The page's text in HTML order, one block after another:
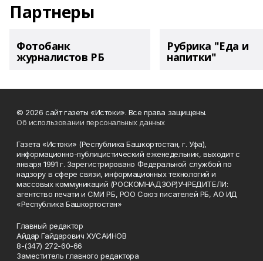
Партнеры
Фотобанк
журналистов РБ
Рубрика "Еда и
напитки"
© 2026 сайт газеты «Истоки». Все права защищены.
Об использовании персональных данных
Газета «Истоки» (Республика Башкортостан, г. Уфа),
информационно-публицистический еженедельник, выходит с
января 1991 г. Зарегистрировано Федеральной службой по
надзору в сфере связи, информационных технологий и
массовых коммуникаций (РОСКОМНАДЗОР)УЧРЕДИТЕЛИ:
агентство печати и СМИ РБ, РОО Союз писателей РБ, АО ИД
«Республика Башкортостан»
Главный редактор
Айдар Гайдарович ХУСАИНОВ
8-(347) 272-60-66
Заместитель главного редактора